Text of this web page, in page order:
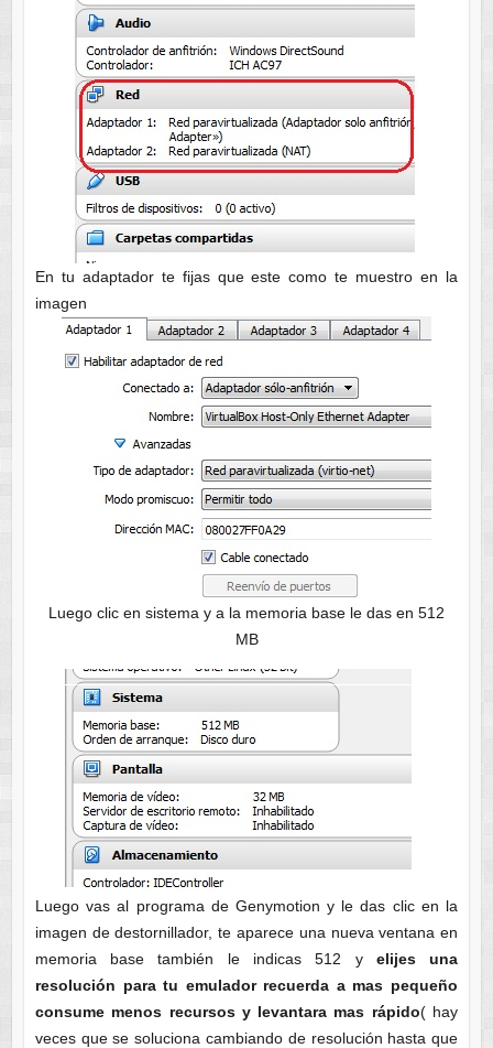
En tu adaptador te fijas que este como te muestro en la
imagen
Luego clic en sistema y a la memoria base le das en 512
MB
Luego vas al programa de Genymotion y le das clic en la
imagen de destornillador, te aparece una nueva ventana en
memoria base también le indicas 512 y elijes una
resolución para tu emulador recuerda a mas pequeño
consume menos recursos y levantara mas rápido( hay
veces que se soluciona cambiando de resolución hasta que